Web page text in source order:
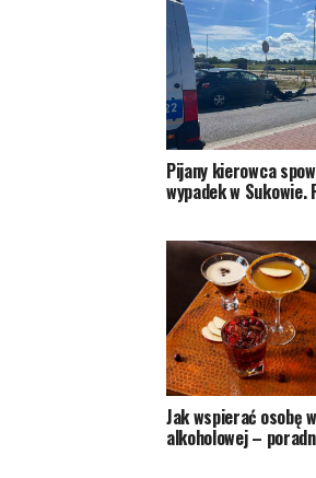
Pijany kierowca
wypadek w
Jak wspierać osobę
alkoholowej –